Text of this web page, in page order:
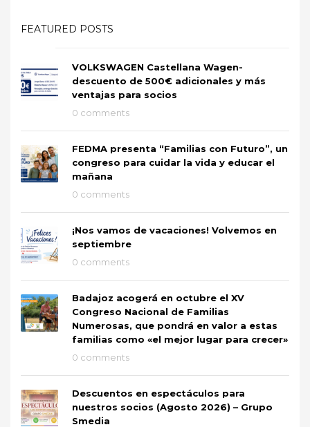
FEATURED POSTS
VOLKSWAGEN Castellana Wagen-
descuento de 500€ adicionales y más
ventajas para socios
0 comments
FEDMA presenta “Familias con Futuro”, un
congreso para cuidar la vida y educar el
mañana
0 comments
¡Nos vamos de vacaciones! Volvemos en
septiembre
0 comments
Badajoz acogerá en octubre el XV
Congreso Nacional de Familias
Numerosas, que pondrá en valor a estas
familias como «el mejor lugar para crecer»
0 comments
Descuentos en espectáculos para
nuestros socios (Agosto 2026) – Grupo
Smedia